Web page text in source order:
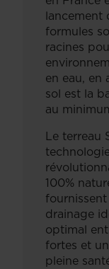
lancement
formules
racines
en eau, en
sol est la
au
Le terreau
100%
drainage
optimal
fortes et
pleine